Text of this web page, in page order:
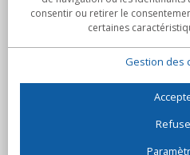
consentir ou retirer le
certaines
Gestion des